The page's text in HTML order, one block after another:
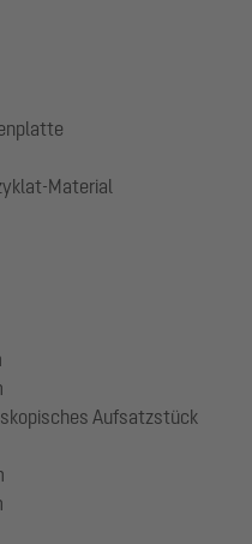
Material
Aufsatzstück